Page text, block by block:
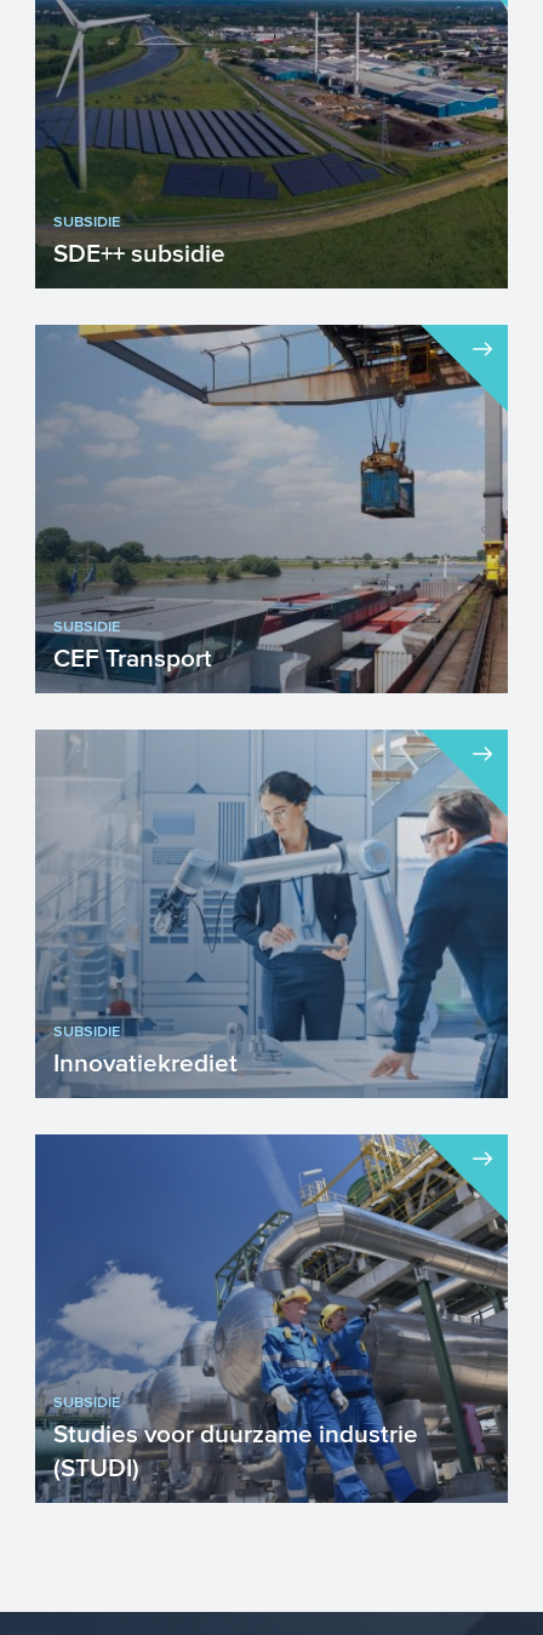
SUBSIDIE
SDE++ subsidie
Gaat u hernieuwbare energie produceren
of CO2-reducerende technieken
toepassen? Maak dan gebruik van...
SUBSIDIE
CEF Transport
CEF Transport ondersteunt grootschalige
projecten die duurzaam, geïntegreerd en
efficiënt vervoer ...
SUBSIDIE
Innovatiekrediet
risicodragende lening voor innovatieve
technische of klinische ontwikkel...
SUBSIDIE
Studies voor duurzame industrie
(STUDI)
bedrijven bij het uitvoeren ...